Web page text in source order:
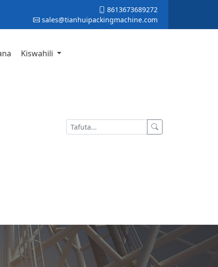
8613673689272
sales@tianhuipackingmachine.com
Kiswahili